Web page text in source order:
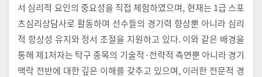
서 심리적 요인의 중요성을 직접 체험하였으며, 현재는 1급 스포
츠심리상담사로 활동하며 선수들의 경기력 향상뿐 아니라 심리
적 항상성 유지와 정서 조절을 지원하고 있다. 이와 같은 배경을
통해 제1저자는 탁구 종목의 기술적·전략적 측면뿐 아니라 경기
맥락 전반에 대한 깊은 이해를 갖추고 있으며, 이러한 전문적 경